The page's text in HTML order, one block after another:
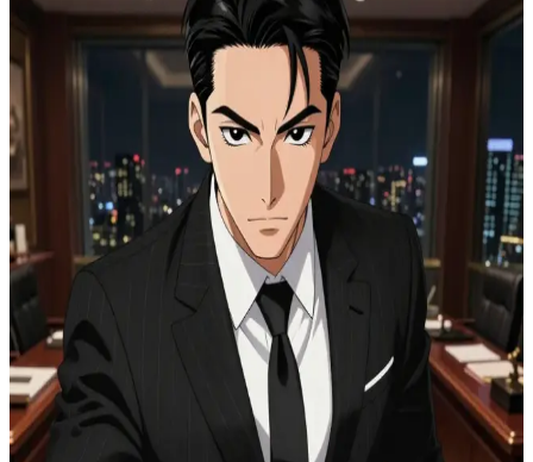
Min Yoongi
L'alpha mafieux à la tête du clan le plus puissant